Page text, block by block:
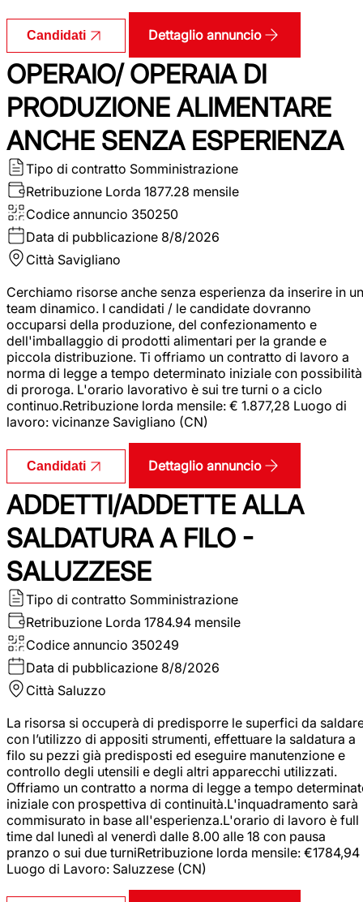
Candidati Dettaglio annuncio
OPERAIO/ OPERAIA DI
PRODUZIONE ALIMENTARE
ANCHE SENZA ESPERIENZA
Tipo di contratto Somministrazione
Retribuzione Lorda 1877.28 mensile
Codice annuncio 350250
Data di pubblicazione 8/8/2026
Città Savigliano
Cerchiamo risorse anche senza esperienza da inserire in un
team dinamico. I candidati / le candidate dovranno
occuparsi della produzione, del confezionamento e
dell'imballaggio di prodotti alimentari per la grande e
piccola distribuzione. Ti offriamo un contratto di lavoro a
norma di legge a tempo determinato iniziale con possibilità
di proroga. L'orario lavorativo è sui tre turni o a ciclo
continuo.Retribuzione lorda mensile: € 1.877,28 Luogo di
lavoro: vicinanze Savigliano (CN)
Candidati Dettaglio annuncio
ADDETTI/ADDETTE ALLA
SALDATURA A FILO -
SALUZZESE
Tipo di contratto Somministrazione
Retribuzione Lorda 1784.94 mensile
Codice annuncio 350249
Data di pubblicazione 8/8/2026
Città Saluzzo
La risorsa si occuperà di predisporre le superfici da
con l’utilizzo di appositi strumenti, effettuare la saldatura a
filo su pezzi già predisposti ed eseguire manutenzione e
controllo degli utensili e degli altri apparecchi utilizzati.
Offriamo un contratto a norma di legge a tempo
iniziale con prospettiva di continuità.L'inquadramento sarà
commisurato in base all'esperienza.L'orario di lavoro è full
time dal lunedì al venerdì dalle 8.00 alle 18 con pausa
pranzo o sui due turniRetribuzione lorda mensile: €1784,94
Luogo di Lavoro: Saluzzese (CN)